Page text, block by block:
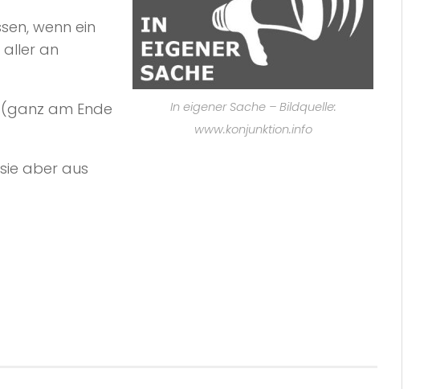
In eigener Sache – Bildquelle:
www.konjunktion.info
wenn ein
aller an
am Ende
aber aus